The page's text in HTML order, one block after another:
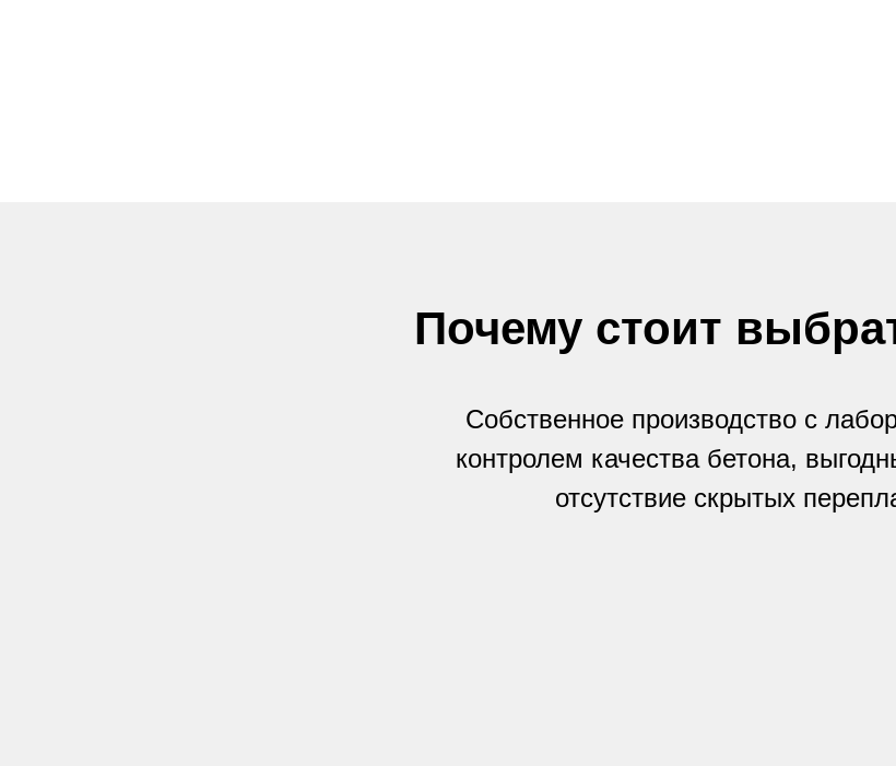
Почему стоит
Собственное производство с
контролем качества бетона,
отсутствие скрытых